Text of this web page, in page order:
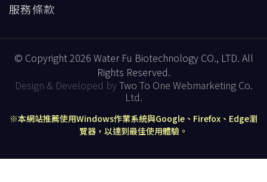
服務條款
© Copyright 2026 Water Fu Biotechnology CO., LTD. All
Rights Reserved.
Design & Developed byTwo To One Webmarketing Co.
Ltd.
※本網站推薦使用Windows作業系統與Google、Firefox、Edge瀏
覽器，以達到最佳使用體驗。